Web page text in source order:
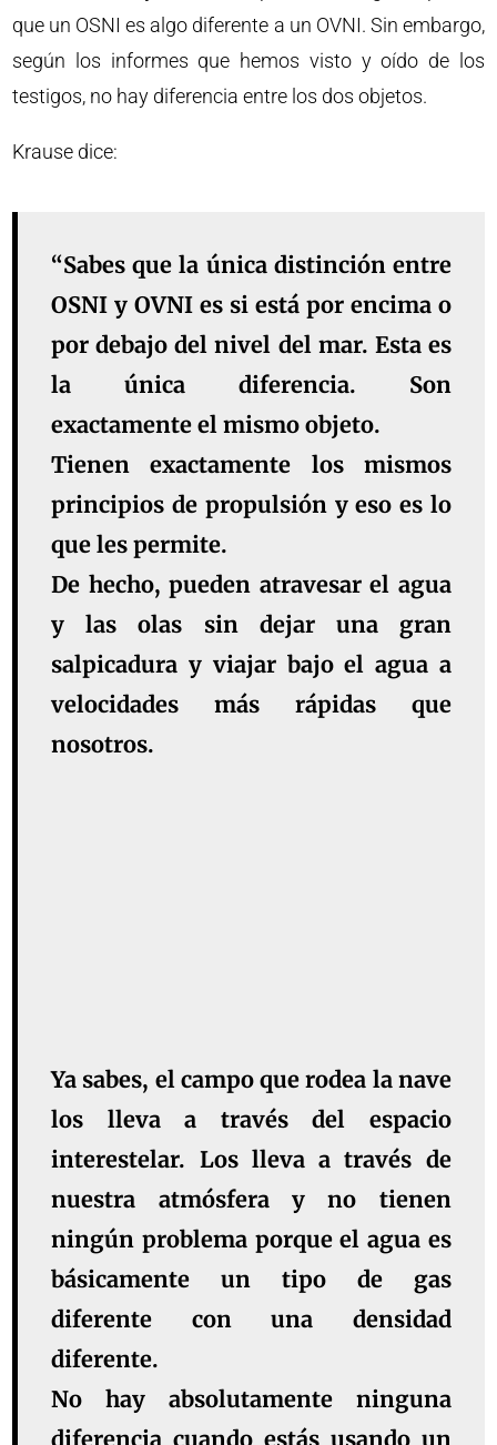
que un OSNI es algo diferente a un OVNI. Sin embargo,
según los informes que hemos visto y oído de los
testigos, no hay diferencia entre los dos objetos.
Krause dice:
“Sabes que la única distinción entre
OSNI y OVNI es si está por encima o
por debajo del nivel del mar. Esta es
la única diferencia. Son
exactamente el mismo objeto.
Tienen exactamente los mismos
principios de propulsión y eso es lo
que les permite.
De hecho, pueden atravesar el agua
y las olas sin dejar una gran
salpicadura y viajar bajo el agua a
velocidades más rápidas que
nosotros.
Ya sabes, el campo que rodea la nave
los lleva a través del espacio
interestelar. Los lleva a través de
nuestra atmósfera y no tienen
ningún problema porque el agua es
básicamente un tipo de gas
diferente con una densidad
diferente.
No hay absolutamente ninguna
diferencia cuando estás usando un